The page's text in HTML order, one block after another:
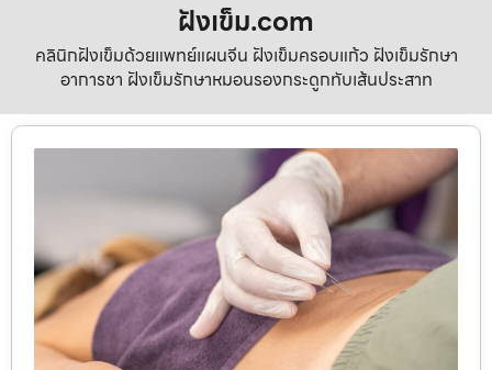
ฝังเข็ม.com
คลินิกฝังเข็มด้วยแพทย์แผนจีน ฝังเข็มครอบแก้ว ฝังเข็มรักษา
อาการชา ฝังเข็มรักษาหมอนรองกระดูกทับเส้นประสาท